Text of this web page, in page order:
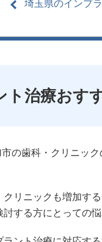
埼玉県のインプ
ト治療おす
の歯科・クリニック
リニックも増加す
する方にとっての悩